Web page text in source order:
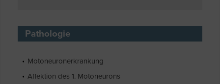
Pathologie
Motoneuronerkrankung
Affektion des 1. Motoneurons